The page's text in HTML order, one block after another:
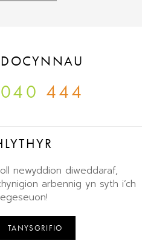
040 444
newyddion diweddaraf,
arbennig yn syth i’ch
TANYSGRIFIO